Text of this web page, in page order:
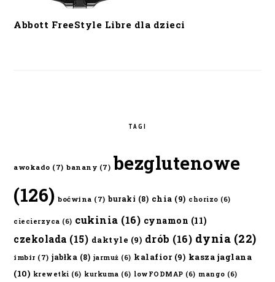
Abbott FreeStyle Libre dla dzieci
TAGI
awokado (7) banany (7) bezglutenowe
(126) boćwina (7) buraki (8) chia (9) chorizo (6)
ciecierzyca (6) cukinia (16) cynamon (11)
czekolada (15) daktyle (9) drób (16) dynia (22)
imbir (7) jabłka (8) jarmuż (6) kalafior(9) kasza jaglana
(10) krewetki (6) kurkuma (6) lowFODMAP (6) mango (6)